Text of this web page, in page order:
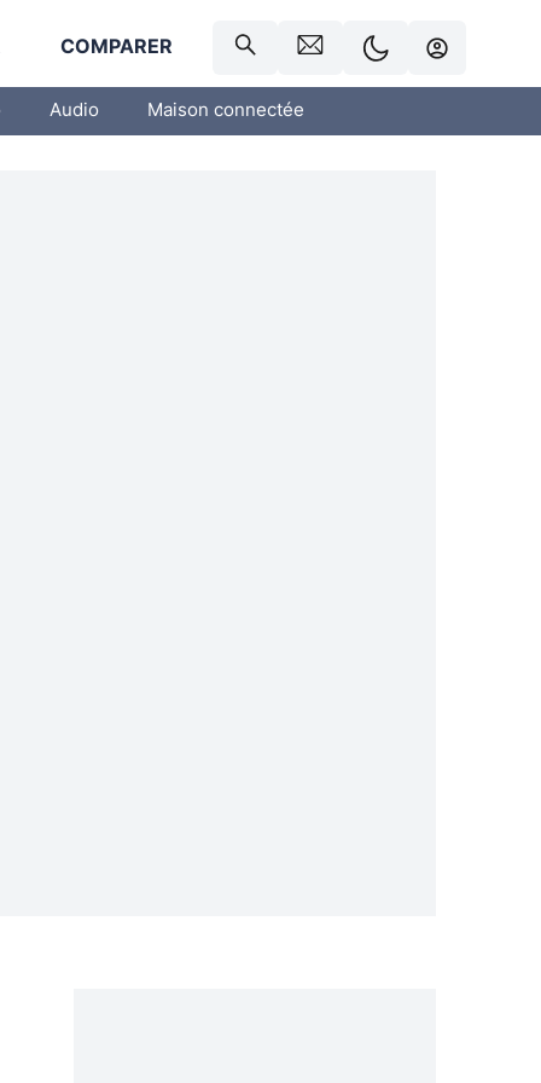
COMPARER
Audio Maison connectée